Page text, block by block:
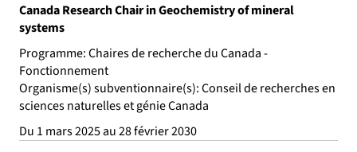
Canada Research Chair in Geochemistry of mineral
systems
Programme: Chaires de recherche du Canada -
Fonctionnement
Organisme(s) subventionnaire(s): Conseil de recherches en
sciences naturelles et génie Canada
Du 1 mars 2025 au 28 février 2030